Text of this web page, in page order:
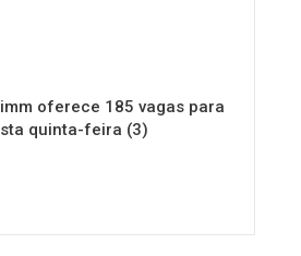
oferece 185 vagas para
quinta-feira (3)